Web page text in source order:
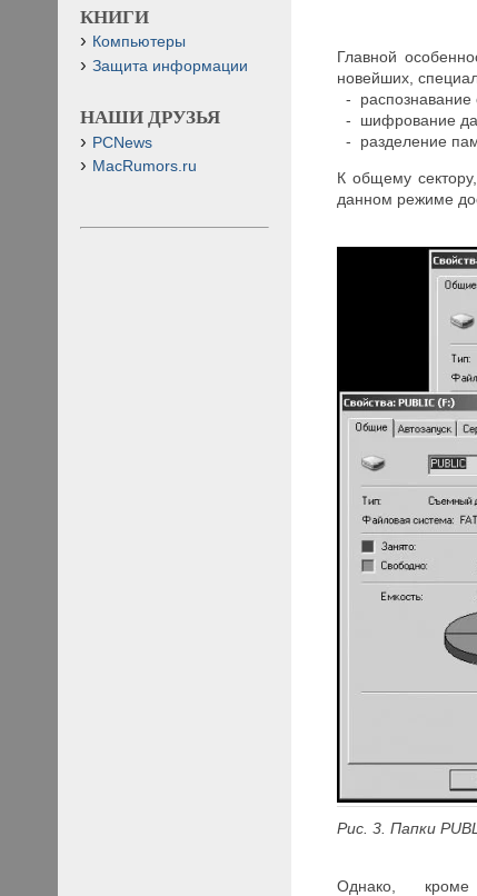
Главной
новейших,
- распознавание
- шифрование
- разделение
К общему
данном режиме
Рис. 3. Папки
Однако,
КНИГИ
Компьютеры
Защита информации
НАШИ ДРУЗЬЯ
PCNews
MacRumors.ru